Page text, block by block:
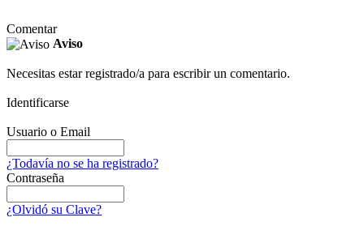
Comentar
Aviso
Necesitas estar registrado/a para escribir un comentario.
Identificarse
Usuario o Email
¿Todavía no se ha registrado?
Contraseña
¿Olvidó su Clave?